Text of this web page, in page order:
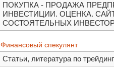
ПОКУПКА - ПРОДАЖА
ИНВЕСТИЦИИ. ОЦЕНКА.
СОСТОЯТЕЛЬНЫХ
Финансовый спекулянт
Статьи, литература по